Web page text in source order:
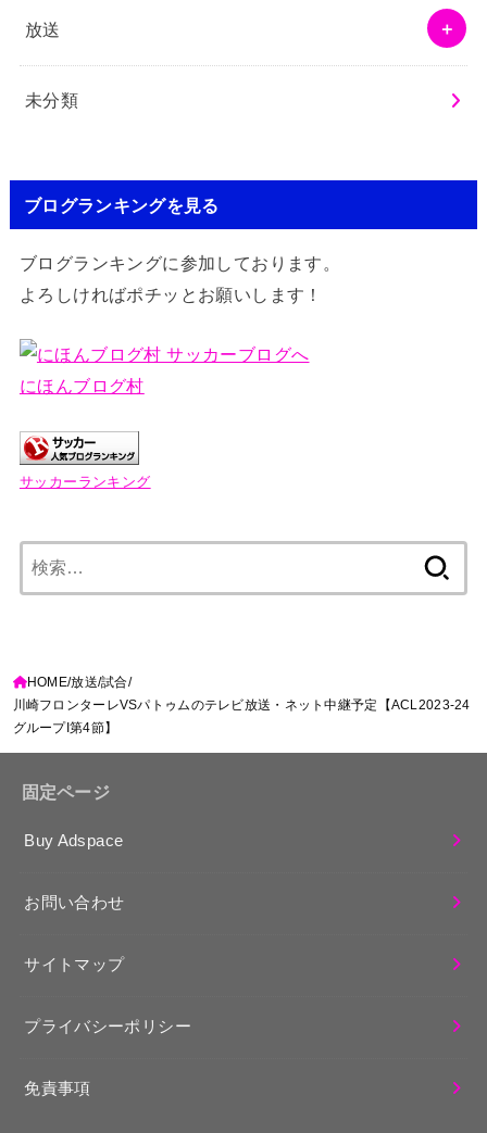
放送
未分類
ブログランキングを見る
ブログランキングに参加しております。
よろしければポチッとお願いします！
にほんブログ村
サッカーランキング
索:
HOME 放送 試合
川崎フロンターレVSパトゥムのテレビ放送・ネット中継予定【ACL2023-24
グループI第4節】
固定ページ
Buy Adspace
お問い合わせ
サイトマップ
プライバシーポリシー
免責事項